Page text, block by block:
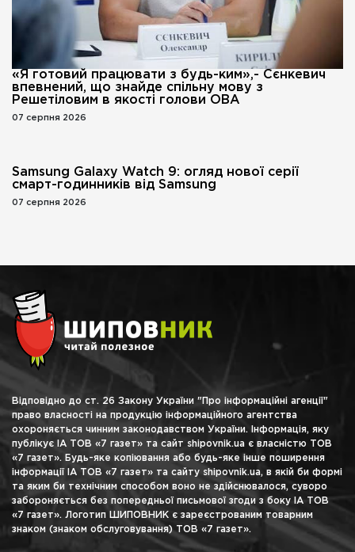
«Я готовий працювати з будь-ким»,- Сєнкевич
впевнений, що знайде спільну мову з
Решетіловим в якості голови ОВА
07 серпня 2026
Samsung Galaxy Watch 9: огляд нової серії
смарт-годинників від Samsung
07 серпня 2026
Відповідно до ст. 26 Закону України "Про інформаційні агенції"
право власності на продукцію інформаційного агентства
охороняється чинним законодавством України. Інформація, яку
публікує ІА ТОВ «7 газет» та сайт shipovnik.ua є власністю ТОВ
«7 газет». Будь-яке копіювання або будь-яке інше поширення
інформації ІА ТОВ «7 газет» та сайту shipovnik.ua, в якій би формі
та яким би технічним способом воно не здійснювалося, суворо
забороняється без попередньої письмової згоди з боку ІА ТОВ
«7 газет». Логотип ШИПОВНИК є зареєстрованим товарним
знаком (знаком обслуговування) ТОВ «7 газет».